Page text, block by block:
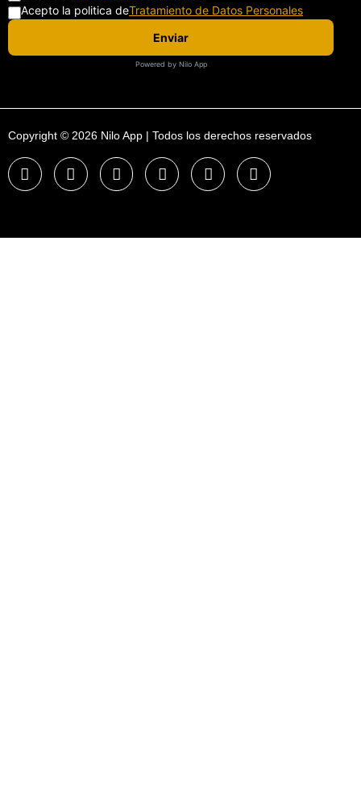
Acepto la politica deTratamiento de Datos Personales
Enviar
Powered by Nilo App
Copyright © 2026 Nilo App | Todos los derechos reservados